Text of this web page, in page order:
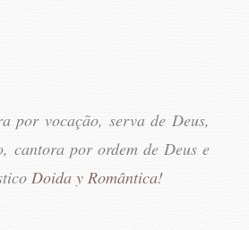
por vocação, serva de Deus,
cantora por ordem de Deus e
Doida y Romântica!